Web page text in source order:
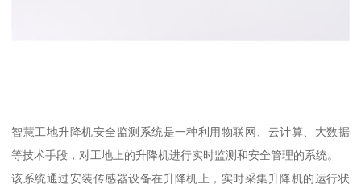
智慧工地升降机安全监测系统是一种利用物联网、云计算、大数据
等技术手段，对工地上的升降机进行实时监测和安全管理的系统。
该系统通过安装传感器设备在升降机上，实时采集升降机的运行状